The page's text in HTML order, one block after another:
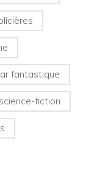
fantastique
science-fiction